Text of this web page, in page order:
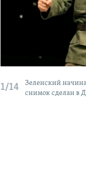
1/14
Зеленский
снимок сделан в